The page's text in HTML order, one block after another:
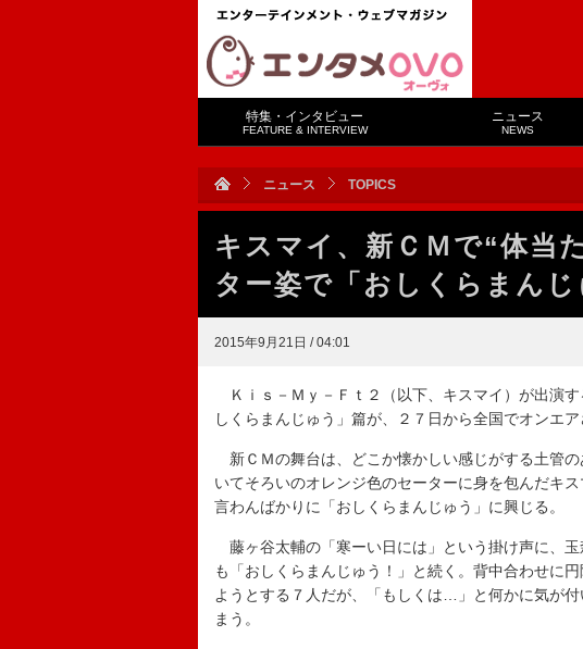
特集・インタビュー
FEATURE & INTERVIEW
ニュース
NEWS
ニュース TOPICS
キスマイ、新ＣＭで“体当
ター姿で「おしくらまんじ
2015年9月21日 / 04:01
Ｋｉｓ－Ｍｙ－Ｆｔ２（以下、キスマイ）が出演
しくらまんじゅう」篇が、２７日から全国でオンエア
新ＣＭの舞台は、どこか懐かしい感じがする土管
いてそろいのオレンジ色のセーターに身を包んだキ
言わんばかりに「おしくらまんじゅう」に興じる。
藤ヶ谷太輔の「寒ーい日には」という掛け声に、
も「おしくらまんじゅう！」と続く。背中合わせに
ようとする７人だが、「もしくは…」と何かに気が
まう。